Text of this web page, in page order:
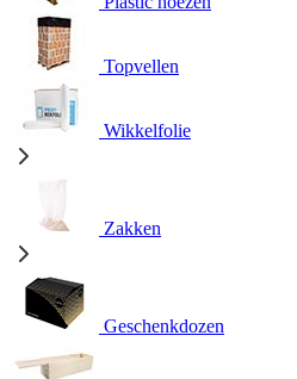
Topvellen
Wikkelfolie
Zakken
Geschenkdozen